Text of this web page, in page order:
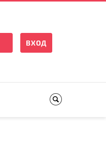
ВХОД